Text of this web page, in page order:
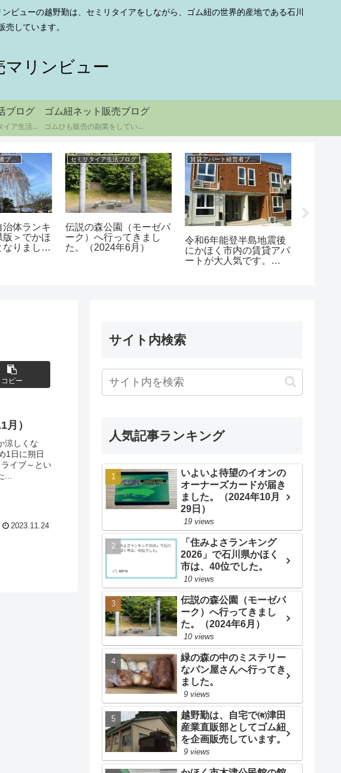
ビューの越野勤は、セミリタイアをしながら、ゴム紐の世界的産地である石川
しています。
マリンビュー
ブログ
５８才からセミリタイア生活をしています
ゴム紐ネット販売ブログ
ゴムひも販売の副業をしています
賃貸アパート経営者ブログ
体ランキ
版＞でかほ
なりまし
セミリタイア生活ブログ
伝説の森公園（モーゼパ
ーク）へ行ってきまし
た。（2024年6月）
賃貸アパート経営者ブログ
令和6年能登半島地震後
にかほく市内の賃貸アパ
ートが大人気です。
コピー
）
涼しくな
1日に朔日
イブ～とい
2023.11.24
サイト内検索
人気記事ランキング
いよいよ待望のイオンの
オーナーズカードが届き
ました。（2024年10月
29日）
19 views
「住みよさランキング
2026」で石川県かほく
市は、40位でした。
10 views
伝説の森公園（モーゼパ
ーク）へ行ってきまし
た。（2024年6月）
10 views
緑の森の中のミステリー
なパン屋さんへ行ってき
ました。
9 views
越野勤は、自宅で㈲津田
産業直販部としてゴム紐
を企画販売しています。
9 views